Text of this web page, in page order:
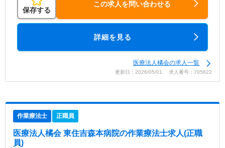
保存する
この求人を問い合わせる
詳細を見る
医療法人橘会の求人一覧
更新日：2026/05/01 求人番号：705622
作業療法士 正職員
医療法人橘会 東住吉森本病院の作業療法士求人(正職
員)